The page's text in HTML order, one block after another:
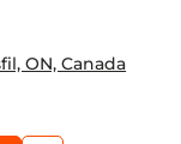
ON, Canada